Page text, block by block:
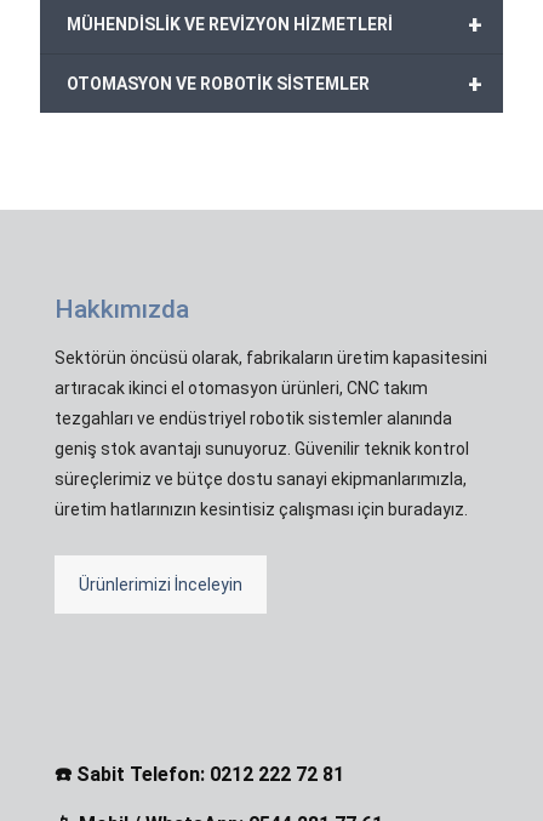
+
MÜHENDİSLİK VE REVİZYON HİZMETLERİ
+
OTOMASYON VE ROBOTİK SİSTEMLER
Hakkımızda
Sektörün öncüsü olarak, fabrikaların üretim kapasitesini
artıracak ikinci el otomasyon ürünleri, CNC takım
tezgahları ve endüstriyel robotik sistemler alanında
geniş stok avantajı sunuyoruz. Güvenilir teknik kontrol
süreçlerimiz ve bütçe dostu sanayi ekipmanlarımızla,
üretim hatlarınızın kesintisiz çalışması için buradayız.
Ürünlerimizi İnceleyin
☎️ Sabit Telefon: 0212 222 72 81